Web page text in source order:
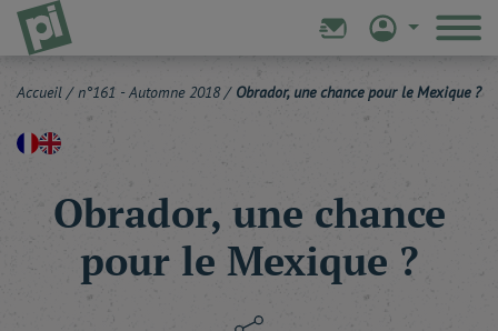
Accueil / n°161 - Automne 2018/ Obrador, une chance pour le Mexique ?
Obrador, une chance
pour le Mexique ?